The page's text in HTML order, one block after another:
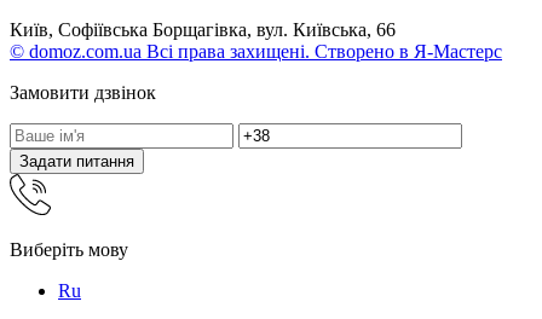
Київ, Софіївська Борщагівка, вул. Київська, 66
© domoz.com.ua Всі права захищені. Створено в Я-Мастерс
Замовити дзвінок
Задати питання
Виберіть мову
Ru